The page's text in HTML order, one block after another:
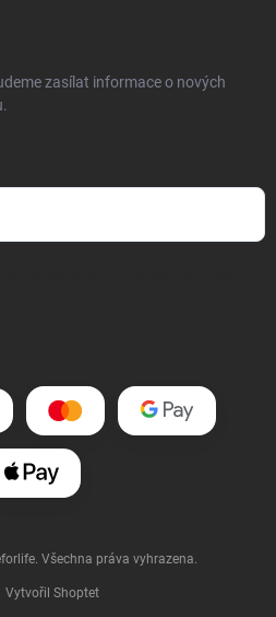
zasílat informace o nových
Vytvořil Shoptet
. Všechna práva vyhrazena.